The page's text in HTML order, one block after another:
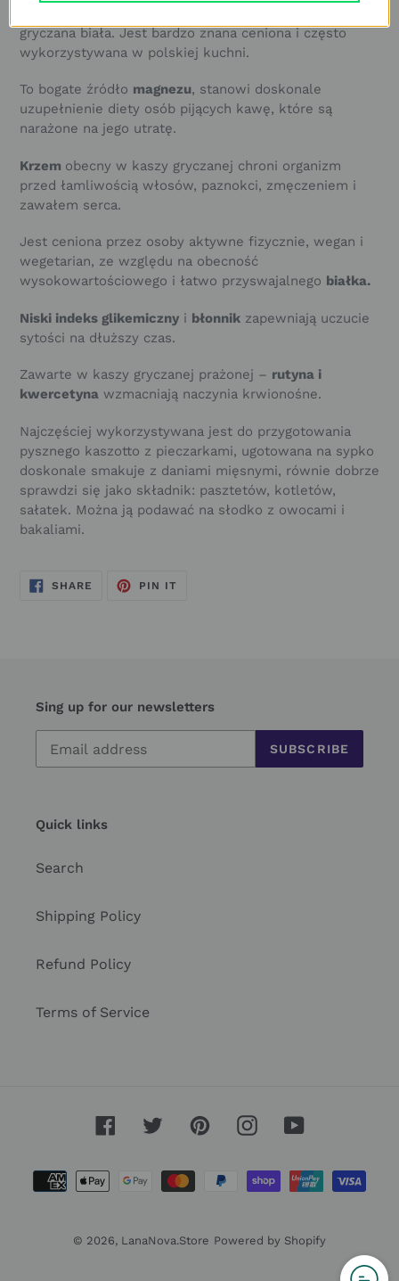
gryczana biała. Jest bardzo znana ceniona i często
wykorzystywana w polskiej kuchni.
To bogate źródło magnezu, stanowi doskonale
uzupełnienie diety osób pijących kawę, które są
narażone na jego utratę.
Krzem obecny w kaszy gryczanej chroni organizm
przed łamliwością włosów, paznokci, zmęczeniem i
zawałem serca.
Jest ceniona przez osoby aktywne fizycznie, wegan i
wegetarian, ze względu na obecność
wysokowartościowego i łatwo przyswajalnego białka.
Niski indeks glikemiczny i błonnik zapewniają uczucie
sytości na dłuższy czas.
Zawarte w kaszy gryczanej prażonej – rutyna i
kwercetyna wzmacniają naczynia krwionośne.
Najczęściej wykorzystywana jest do przygotowania
pysznego kaszotto z pieczarkami, ugotowana na sypko
doskonale smakuje z daniami mięsnymi, równie dobrze
sprawdzi się jako składnik: pasztetów, kotletów,
sałatek. Można ją podawać na słodko z owocami i
bakaliami.
SHARE SHARE
PIN ITPIN
Sing up for our newsletters
SUBSCRIBE
Quick links
Search
Shipping Policy
Refund Policy
Terms of Service
FacebookTwitterPinterestInstagramYouTube
Payment
methods
© 2026, LanaNova.Store Powered by Shopify